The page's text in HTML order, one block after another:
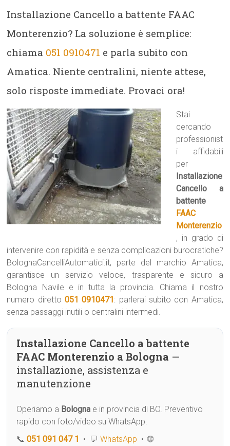
Installazione Cancello a battente FAAC
Monterenzio? La soluzione è semplice:
chiama 051 0910471 e parla subito con
Amatica. Niente centralini, niente attese,
solo risposte immediate. Provaci ora!
Stai
cercando
professionist
i affidabili
per
Installazione
Cancello a
battente
FAAC
Monterenzio
, in grado di
intervenire con rapidità e senza complicazioni burocratiche?
BolognaCancelliAutomatici.it, parte del marchio Amatica,
garantisce un servizio veloce, trasparente e sicuro a
Bologna Navile e in tutta la provincia. Chiama il nostro
numero diretto051 0910471: parlerai subito con Amatica,
senza passaggi inutili o centralini intermedi.
Installazione Cancello a battente
FAAC Monterenzio a Bologna —
installazione, assistenza e
manutenzione
Operiamo a Bologna e in provincia di BO. Preventivo
rapido con foto/video su WhatsApp.
📞051 091 047 1 • 💬WhatsApp • 🌐